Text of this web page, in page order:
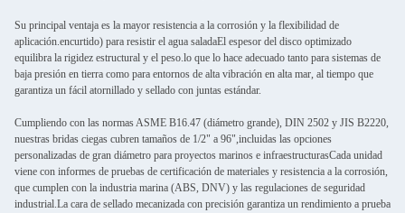
Su principal ventaja es la mayor resistencia a la corrosión y la flexibilidad de
aplicación.encurtido) para resistir el agua saladaEl espesor del disco optimizado
equilibra la rigidez estructural y el peso.lo que lo hace adecuado tanto para sistemas de
baja presión en tierra como para entornos de alta vibración en alta mar, al tiempo que
garantiza un fácil atornillado y sellado con juntas estándar.
Cumpliendo con las normas ASME B16.47 (diámetro grande), DIN 2502 y JIS B2220,
nuestras bridas ciegas cubren tamaños de 1/2" a 96",incluidas las opciones
personalizadas de gran diámetro para proyectos marinos e infraestructurasCada unidad
viene con informes de pruebas de certificación de materiales y resistencia a la corrosión,
que cumplen con la industria marina (ABS, DNV) y las regulaciones de seguridad
industrial.La cara de sellado mecanizada con precisión garantiza un rendimiento a prueba